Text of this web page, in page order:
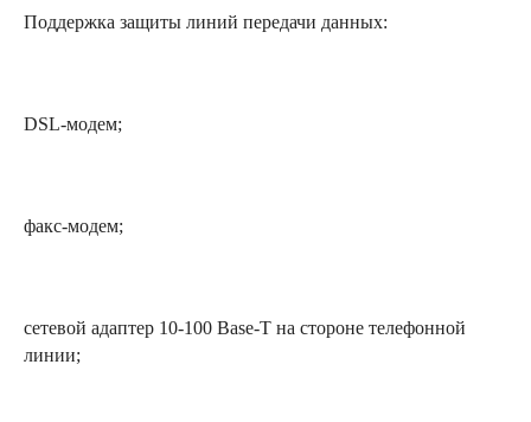
Поддержка защиты линий передачи данных:
DSL-модем;
факс-модем;
сетевой адаптер 10-100 Base-T на стороне телефонной
линии;